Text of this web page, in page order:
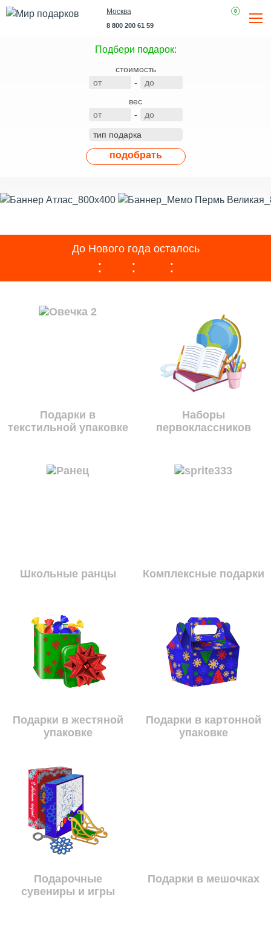
0
Москва
8 800 200 61 59
Подбери подарок:
стоимость
-
вес
-
подобрать
До Нового года осталось
Подарки в
текстильной упаковке
Наборы
первоклассников
Школьные ранцы Комплексные подарки
Подарки в жестяной
упаковке
Подарки в картонной
упаковке
Подарочные
сувениры и игры
Подарки в мешочках